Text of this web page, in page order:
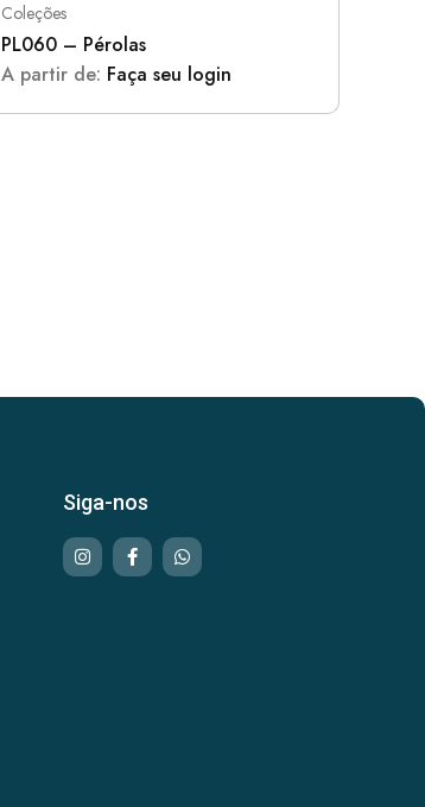
Coleções
PL060 – Pérolas
A partir de: Faça seu login
Siga-nos